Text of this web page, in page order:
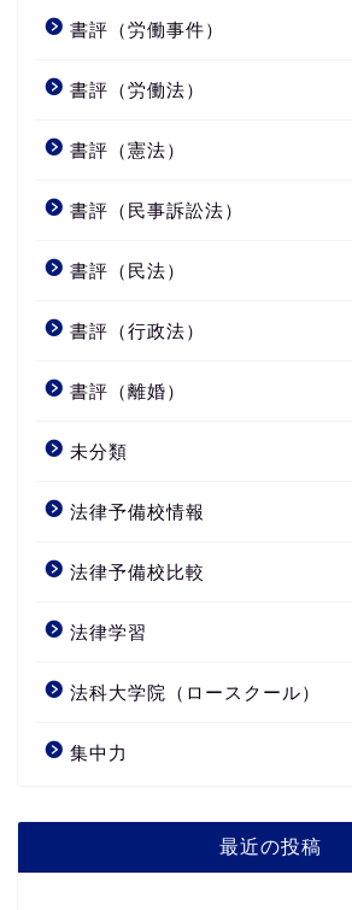
書評（労働事件）
書評（労働法）
書評（憲法）
書評（民事訴訟法）
書評（民法）
書評（行政法）
書評（離婚）
未分類
法律予備校情報
法律予備校比較
法律学習
法科大学院（ロースクール）
集中力
最近の投稿